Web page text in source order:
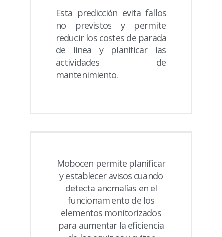
Esta predicción evita fallos
no previstos y permite
reducir los costes de parada
de línea y planificar las
actividades de
mantenimiento.
Mobocen permite planificar
y establecer avisos cuando
detecta anomalías en el
funcionamiento de los
elementos monitorizados
para aumentar la eficiencia